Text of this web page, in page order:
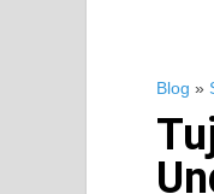
Blog »